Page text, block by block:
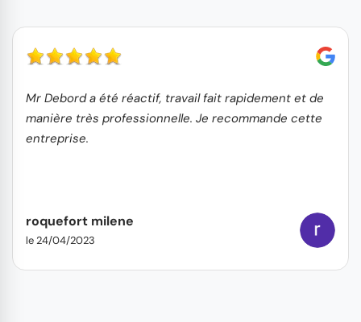
Mr Debord a été réactif, travail fait rapidement et de
manière très professionnelle. Je recommande cette
entreprise.
roquefort milene
le 24/04/2023